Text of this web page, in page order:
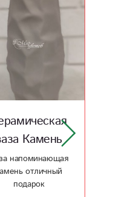
Волна
Керамическая,
волнистой,
формы